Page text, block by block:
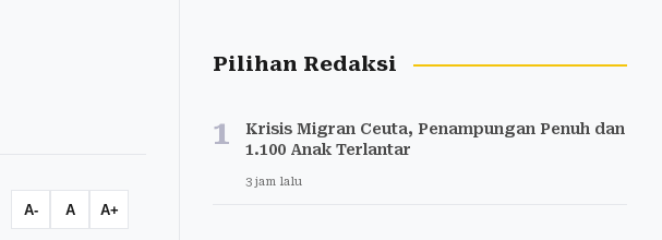
A- A A+
Pilihan Redaksi
1
Krisis Migran Ceuta, Penampungan Penuh dan
1.100 Anak Terlantar
3 jam lalu